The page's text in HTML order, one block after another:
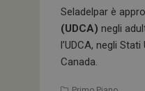
Seladelpar è
(UDCA) negli
l’UDCA, negli
Canada.